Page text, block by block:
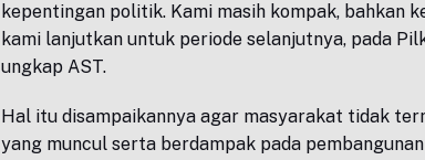
kepentingan politik. Kami masih kompak, bahkan
kami lanjutkan untuk periode selanjutnya, pada
ungkap AST.
Hal itu disampaikannya agar masyarakat tidak
yang muncul serta berdampak pada